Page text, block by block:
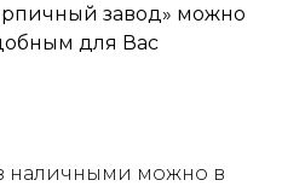
завод» можно
для Вас
наличными можно в